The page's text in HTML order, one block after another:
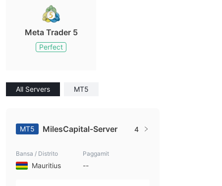
Meta Trader 5
Perfect
All Servers MT5
MT5 MilesCapital-Server 4
Bansa / Distrito
Mauritius
Paggamit
--